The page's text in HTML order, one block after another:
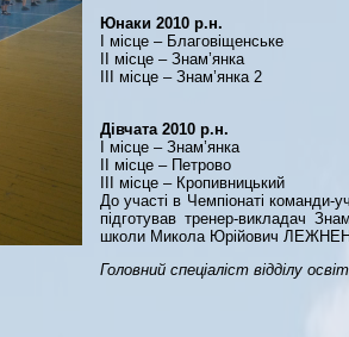
Юнаки 2010 р.н.
І місце – Благовіщенське
ІІ місце – Знам’янка
ІІІ місце – Знам’янка 2
Дівчата 2010 р.н.
І місце – Знам’янка
ІІ місце – Петрово
ІІІ місце – Кропивницький
До участі в Чемпіонаті команди-
підготував тренер-викладач
школи Микола Юрійович
Головний спеціаліст відділу